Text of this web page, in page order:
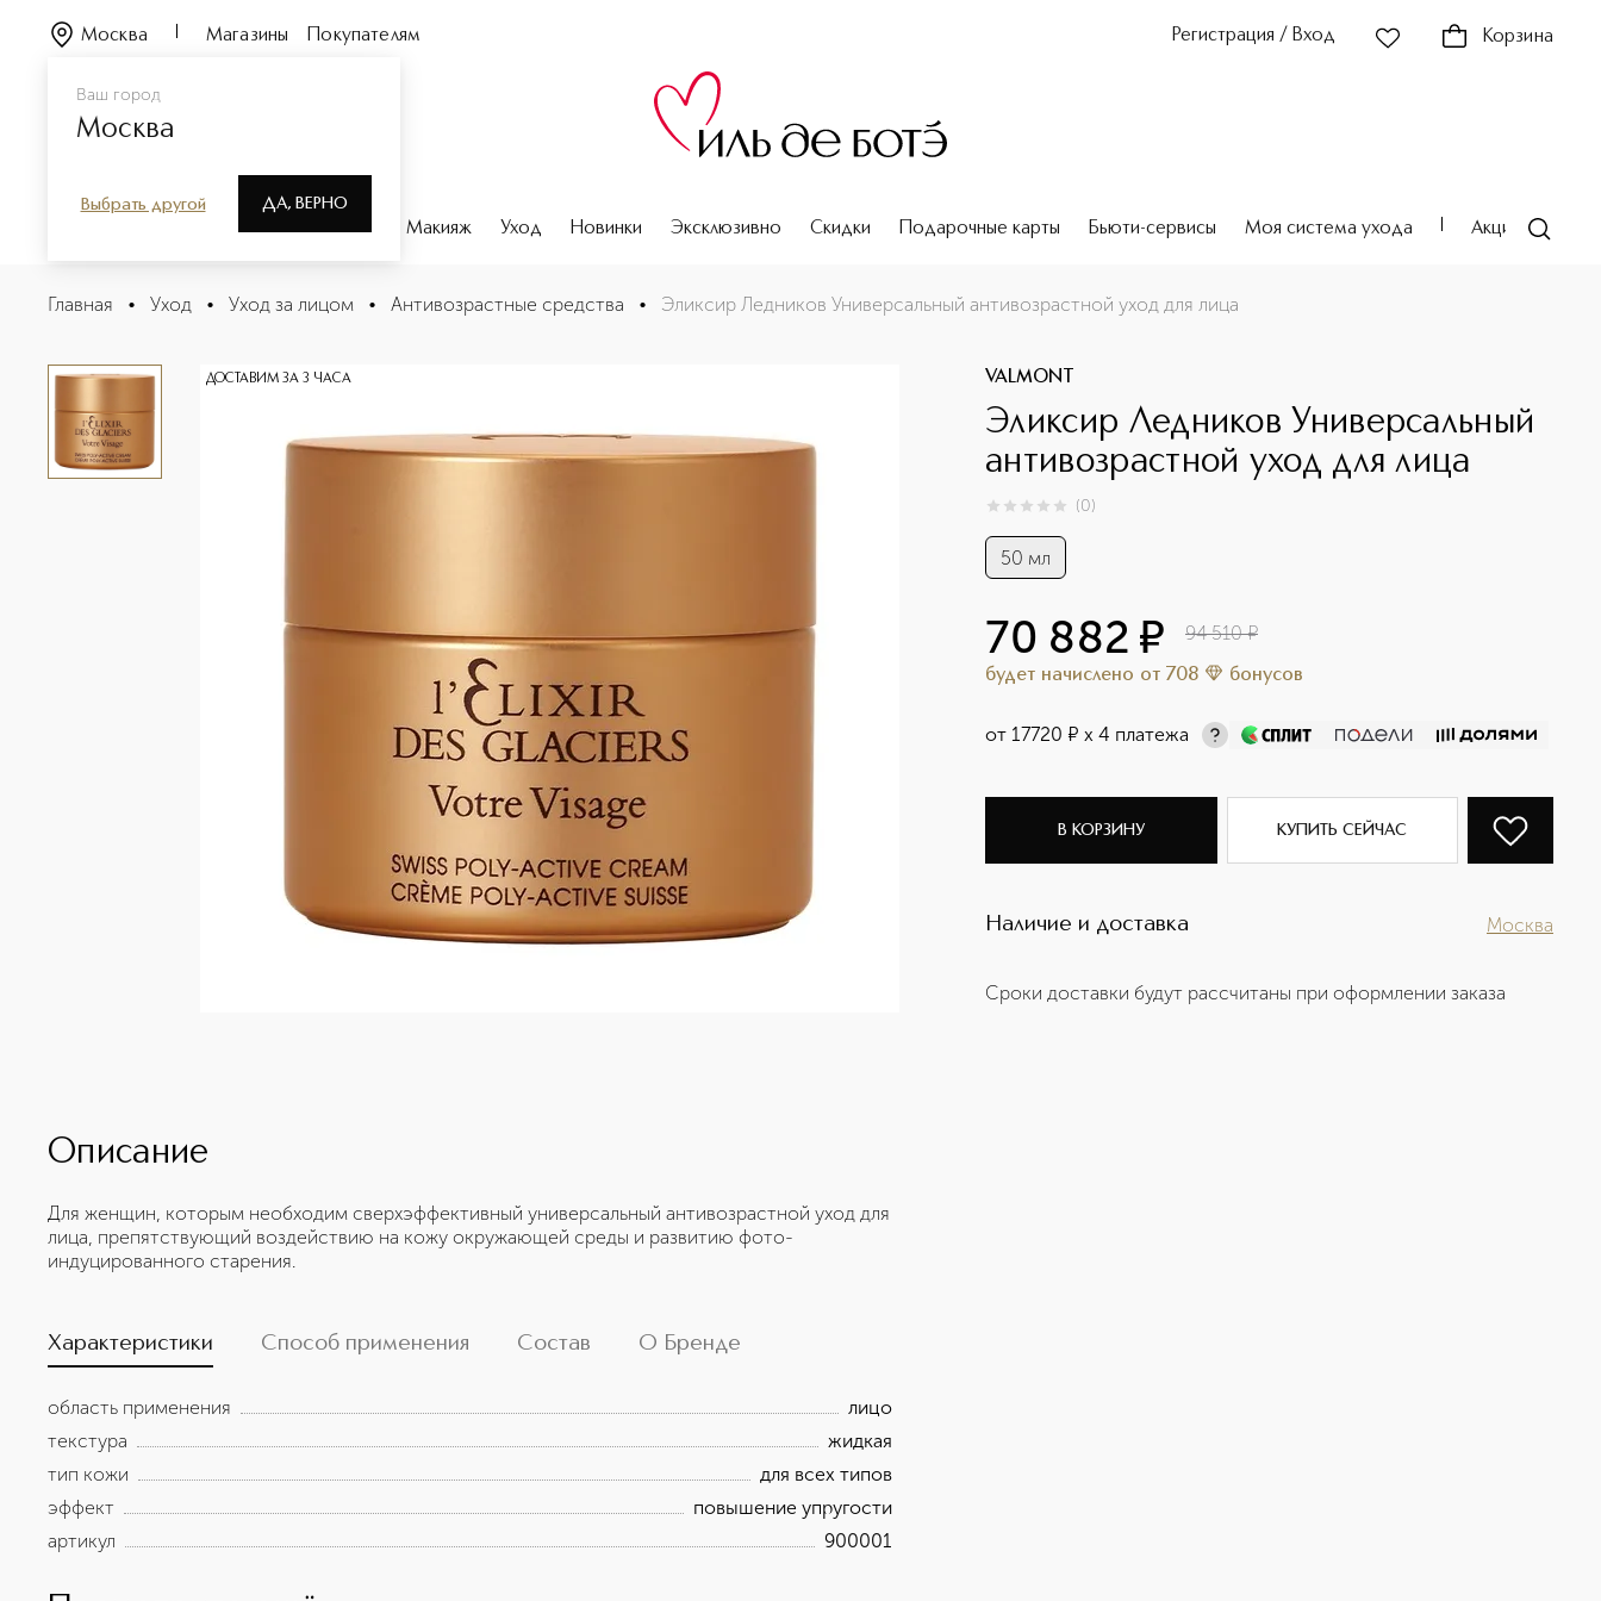
Ваш город
Москва
Выбрать другой ДА, ВЕРНО
Москва Магазины Покупателям Регистрация / Вход Корзина
Парфюмерия Макияж Уход Новинки Эксклюзивно Скидки Подарочные карты Бьюти-сервисы Моя система ухода Акции
Эликсир Ледников Универсальный антивозрастной уход для лица
Описание
Главная • Уход • Уход за лицом • Антивозрастные средства • Эликсир Ледников Универсальный антивозрастной уход для лица
ДОСТАВИМ ЗА 3 ЧАСА VALMONT
Эликсир Ледников Универсальный
антивозрастной уход для лица
0из 0 (0)
50 мл
70 882 ¤ 94 510 ¤
будет начислено от 708 бонусов
от 17720 ¤ х 4 платежа
В КОРЗИНУ КУПИТЬ СЕЙЧАС
Наличие и доставка Москва
Сроки доставки будут рассчитаны при оформлении заказа
Описание
Для женщин, которым необходим сверхэффективный универсальный антивозрастной уход для
лица, препятствующий воздействию на кожу окружающей среды и развитию фото-
индуцированного старения.
Характеристики Способ применения Состав О Бренде
область применения
лицо
текстура
жидкая
тип кожи
для всех типов
эффект
повышение упругости
артикул
900001